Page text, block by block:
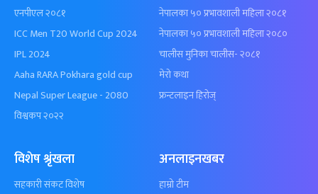
एनपीएल २०८१
ICC Men T20 World Cup 2024
IPL 2024
Aaha RARA Pokhara gold cup
Nepal Super League - 2080
विश्वकप २०२२
नेपालका ५० प्रभावशाली महिला २०८१
नेपालका ५० प्रभावशाली महिला २०८०
चालीस मुनिका चालीस- २०८१
मेरो कथा
फ्रन्टलाइन हिरोज्
विशेष श्रृंखला
सहकारी संकट विशेष
अनलाइनखबर
हाम्रो टीम